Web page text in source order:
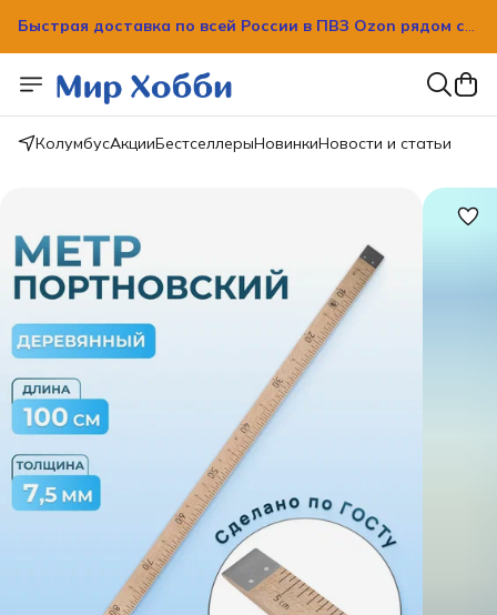
вашим домом!
Быстрая доставка по всей России в ПВЗ Ozon рядом с
КолумбусАкцииБестселлерыНовинкиНовости и статьи